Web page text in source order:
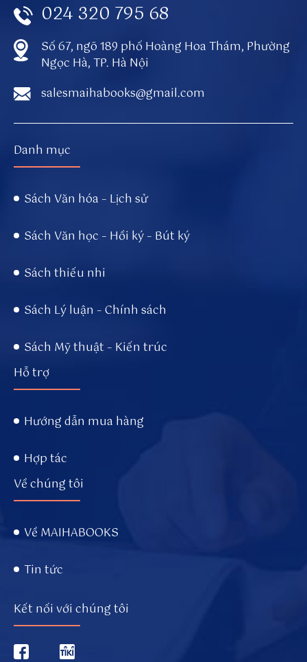
024 320 795 68
Số 67, ngõ 189 phố Hoàng Hoa Thám, Phường
Ngọc Hà, TP. Hà Nội
salesmaihabooks@gmail.com
Danh mục
Sách Văn hóa – Lịch sử
Sách Văn học – Hồi ký – Bút ký
Sách thiếu nhi
Sách Lý luận – Chính sách
Sách Mỹ thuật – Kiến trúc
Hỗ trợ
Hướng dẫn mua hàng
Hợp tác
Về chúng tôi
Về MAIHABOOKS
Tin tức
Kết nối với chúng tôi